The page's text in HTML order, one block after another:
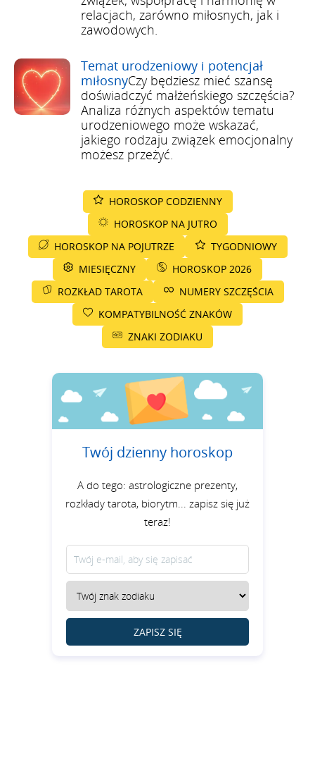
relacjach, zarówno miłosnych, jak i
zawodowych.
Temat urodzeniowy i potencjał
miłosnyCzy będziesz mieć szansę
doświadczyć małżeńskiego szczęścia?
Analiza różnych aspektów tematu
urodzeniowego może wskazać,
jakiego rodzaju związek emocjonalny
możesz przeżyć.
HOROSKOP CODZIENNY
HOROSKOP NA JUTRO
HOROSKOP NA POJUTRZE
TYGODNIOWY
MIESIĘCZNY
HOROSKOP 2026
ROZKŁAD TAROTA
NUMERY SZCZĘŚCIA
KOMPATYBILNOŚĆ ZNAKÓW
ZNAKI ZODIAKU
Twój dzienny horoskop
A do tego: astrologiczne prezenty,
rozkłady tarota, biorytm... zapisz się już
teraz!
ZAPISZ SIĘ